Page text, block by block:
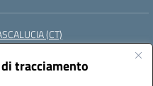
tracciamento
(CT)